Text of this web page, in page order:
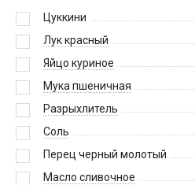
Цуккини
Лук красный
Яйцо куриное
Мука пшеничная
Разрыхлитель
Соль
Перец черный молотый
Масло сливочное